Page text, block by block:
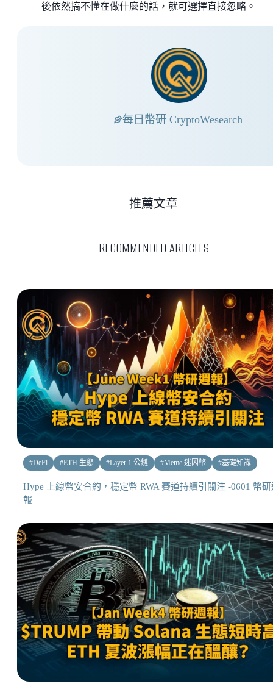
後依然搞不懂在做什麼的話，就可選擇直接忽略。
每日幣研 CryptoWesearch
RECOMMENDED ARTICLES
推薦文章
#DeFi #ETH 生態 #Layer 1 公鏈 #Meme 迷因幣 #基礎知識
Hype 上線幣安合約，穩定幣 RWA 賽道持續引關注 -0601 幣研
報